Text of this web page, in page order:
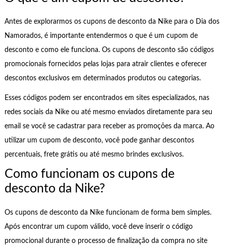
Antes de explorarmos os cupons de desconto da Nike para o Dia dos
Namorados, é importante entendermos o que é um cupom de
desconto e como ele funciona. Os cupons de desconto são códigos
promocionais fornecidos pelas lojas para atrair clientes e oferecer
descontos exclusivos em determinados produtos ou categorias.
Esses códigos podem ser encontrados em sites especializados, nas
redes sociais da Nike ou até mesmo enviados diretamente para seu
email se você se cadastrar para receber as promoções da marca. Ao
utilizar um cupom de desconto, você pode ganhar descontos
percentuais, frete grátis ou até mesmo brindes exclusivos.
Como funcionam os cupons de
desconto da Nike?
Os cupons de desconto da Nike funcionam de forma bem simples.
Após encontrar um cupom válido, você deve inserir o código
promocional durante o processo de finalização da compra no site